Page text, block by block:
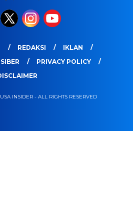
REDAKSI
IKLAN
PRIVACY POLICY
INSIDER - ALL RIGHTS RESERVED